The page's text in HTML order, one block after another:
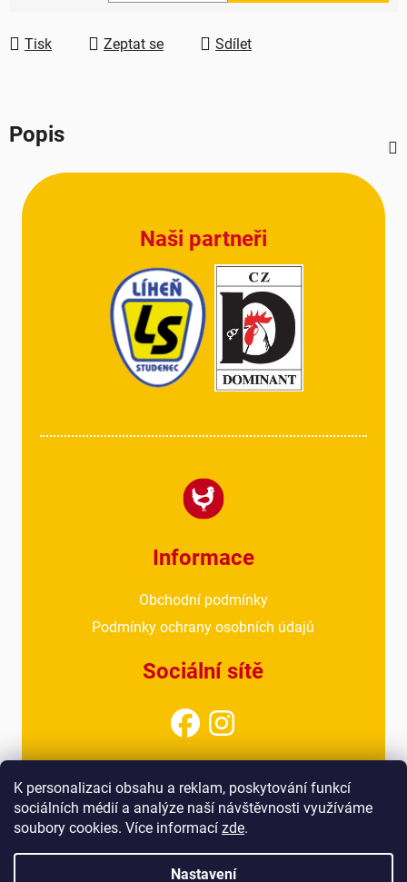
K personalizaci obsahu a reklam, poskytování funkcí
sociálních médií a analýze naší návštěvnosti využíváme
soubory cookies. Více informací zde.
Nastavení
Tisk Zeptat se Sdílet
Popis
Naši partneři
Informace
Obchodní podmínky
Podmínky ochrany osobních údajů
Sociální sítě
info@drubezarnahoresovice.cz